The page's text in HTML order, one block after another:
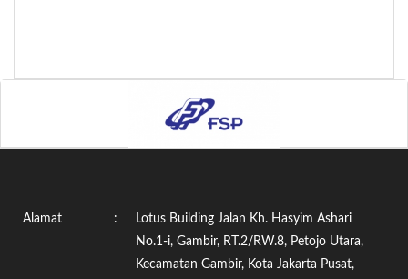
Alamat :
Lotus Building Jalan Kh. Hasyim Ashari
No.1-i, Gambir, RT.2/RW.8, Petojo Utara,
Kecamatan Gambir, Kota Jakarta Pusat,